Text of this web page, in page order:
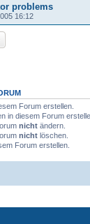
problems
16:12
Forum erstellen.
in diesem Forum
nicht ändern.
nicht löschen.
Forum erstellen.